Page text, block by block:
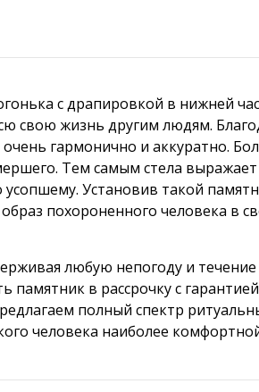
с драпировкой в нижней
свою жизнь другим людям.
гармонично и аккуратно.
Тем самым стела выражает
Установив такой
похороненного человека в
любую непогоду и
в рассрочку с
полный спектр
человека наиболее